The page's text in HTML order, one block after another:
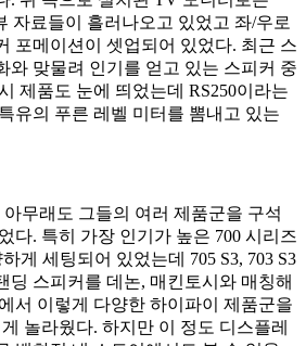
자료들이 흘러나오고 있었고 좌/우로
포메이션이 셋업되어 있었다. 최근 스
와 맞물려 인기를 얻고 있는 스피커 중
제품도 눈에 띄었는데 RS250이라는
유의 푸른 레벨 미터를 뽐내고 있는
무래도 그들의 여러 제품군을 구석
다. 특히 가장 인기가 높은 700 시리즈
게 세팅되어 있었는데 705 S3, 703 S3
딩 스피커를 데논, 매킨토시와 매칭해
서 이렇게 다양한 하이파이 제품군을
놀라웠다. 하지만 이 정도 디스플레